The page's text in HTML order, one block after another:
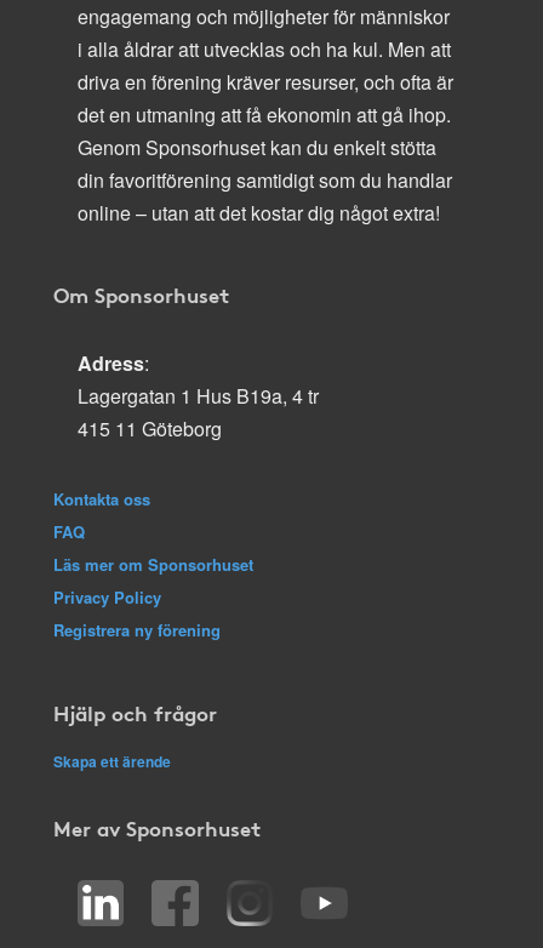
engagemang och möjligheter för människor
i alla åldrar att utvecklas och ha kul. Men att
driva en förening kräver resurser, och ofta är
det en utmaning att få ekonomin att gå ihop.
Genom Sponsorhuset kan du enkelt stötta
din favoritförening samtidigt som du handlar
online – utan att det kostar dig något extra!
Om Sponsorhuset
Adress:
Lagergatan 1 Hus B19a, 4 tr
415 11 Göteborg
Kontakta oss
FAQ
Läs mer om Sponsorhuset
Privacy Policy
Registrera ny förening
Hjälp och frågor
Skapa ett ärende
Mer av Sponsorhuset